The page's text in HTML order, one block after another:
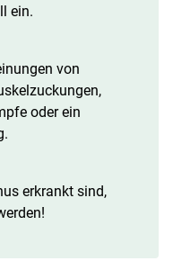
ein.
von
oder ein
erkrankt sind,